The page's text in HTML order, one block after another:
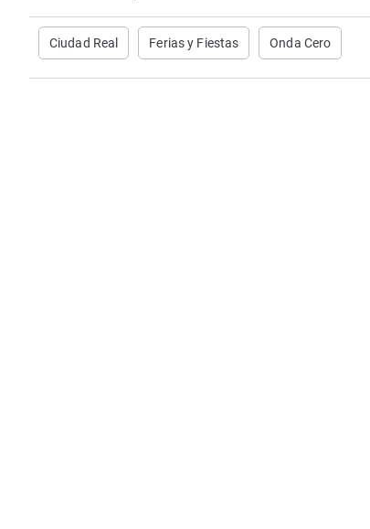
Ciudad Real Ferias y Fiestas Onda Cero